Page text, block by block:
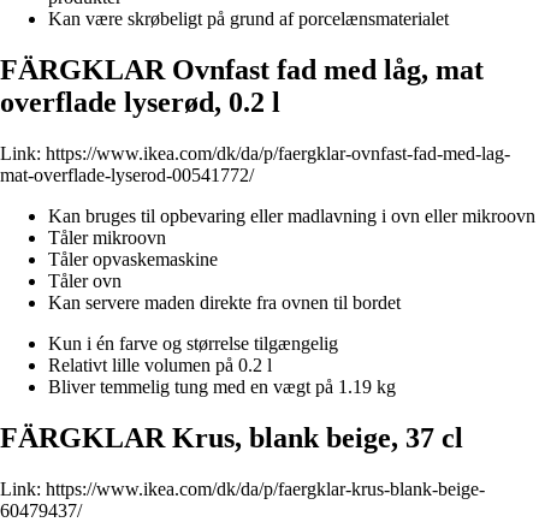
Kan være skrøbeligt på grund af porcelænsmaterialet
FÄRGKLAR Ovnfast fad med låg, mat
overflade lyserød, 0.2 l
Link: https://www.ikea.com/dk/da/p/faergklar-ovnfast-fad-med-lag-
mat-overflade-lyserod-00541772/
Kan bruges til opbevaring eller madlavning i ovn eller mikroovn
Tåler mikroovn
Tåler opvaskemaskine
Tåler ovn
Kan servere maden direkte fra ovnen til bordet
Kun i én farve og størrelse tilgængelig
Relativt lille volumen på 0.2 l
Bliver temmelig tung med en vægt på 1.19 kg
FÄRGKLAR Krus, blank beige, 37 cl
Link: https://www.ikea.com/dk/da/p/faergklar-krus-blank-beige-
60479437/